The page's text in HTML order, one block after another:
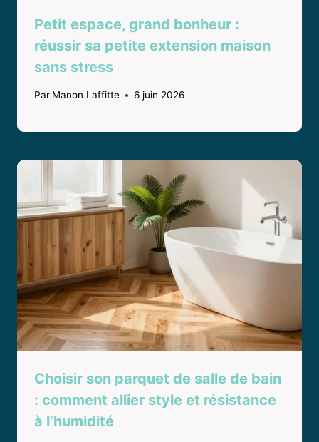
Petit espace, grand bonheur :
réussir sa petite extension maison
sans stress
Par Manon Laffitte 6 juin 2026
Choisir son parquet de salle de bain
: comment allier style et résistance
à l’humidité